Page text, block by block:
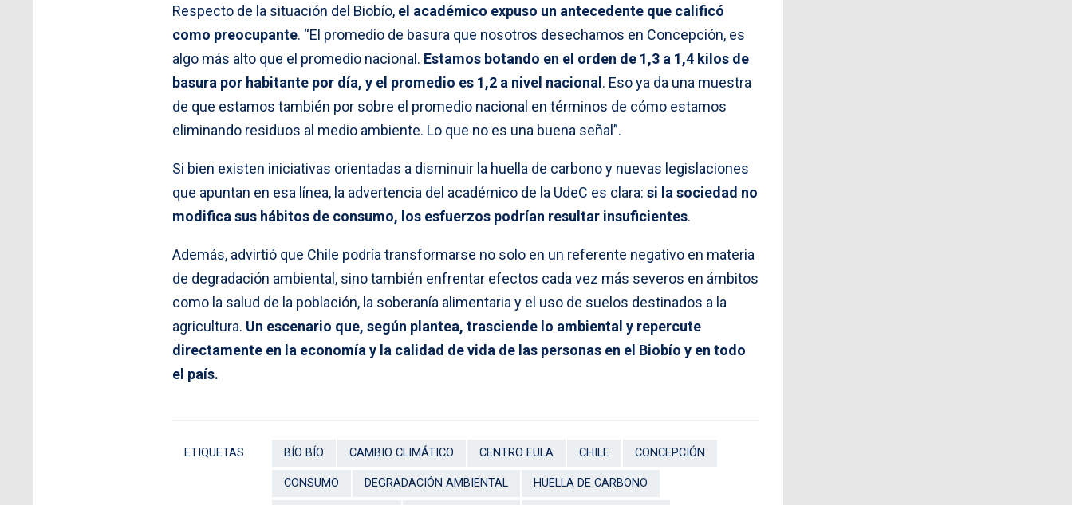
Respecto de la situación del Biobío, el académico expuso un antecedente que calificó
como preocupante. “El promedio de basura que nosotros desechamos en Concepción, es
algo más alto que el promedio nacional. Estamos botando en el orden de 1,3 a 1,4 kilos de
basura por habitante por día, y el promedio es 1,2 a nivel nacional . Eso ya da una muestra
de que estamos también por sobre el promedio nacional en términos de cómo estamos
eliminando residuos al medio ambiente. Lo que no es una buena señal”.
Si bien existen iniciativas orientadas a disminuir la huella de carbono y nuevas legislaciones
que apuntan en esa línea, la advertencia del académico de la UdeC es clara: si la sociedad no
modifica sus hábitos de consumo, los esfuerzos podrían resultar insuficientes.
Además, advirtió que Chile podría transformarse no solo en un referente negativo en materia
de degradación ambiental, sino también enfrentar efectos cada vez más severos en ámbitos
como la salud de la población, la soberanía alimentaria y el uso de suelos destinados a la
agricultura. Un escenario que, según plantea, trasciende lo ambiental y repercute
directamente en la economía y la calidad de vida de las personas en el Biobío y en todo
el país.
ETIQUETAS BÍO BÍO CAMBIO CLIMÁTICO CENTRO EULA CHILE CONCEPCIÓN
CONSUMO DEGRADACIÓN AMBIENTAL HUELLA DE CARBONO